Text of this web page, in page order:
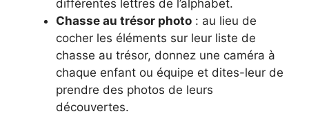
différentes lettres de l’alphabet.
Chasse au trésor photo : au lieu de
cocher les éléments sur leur liste de
chasse au trésor, donnez une caméra à
chaque enfant ou équipe et dites-leur de
prendre des photos de leurs
découvertes.